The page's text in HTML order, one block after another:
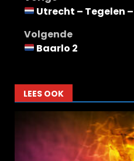
navigatie
Utrecht – Tegelen
Volgende
Baarlo 2
LEES OOK